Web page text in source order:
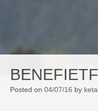
Posted on 04/07/16 by